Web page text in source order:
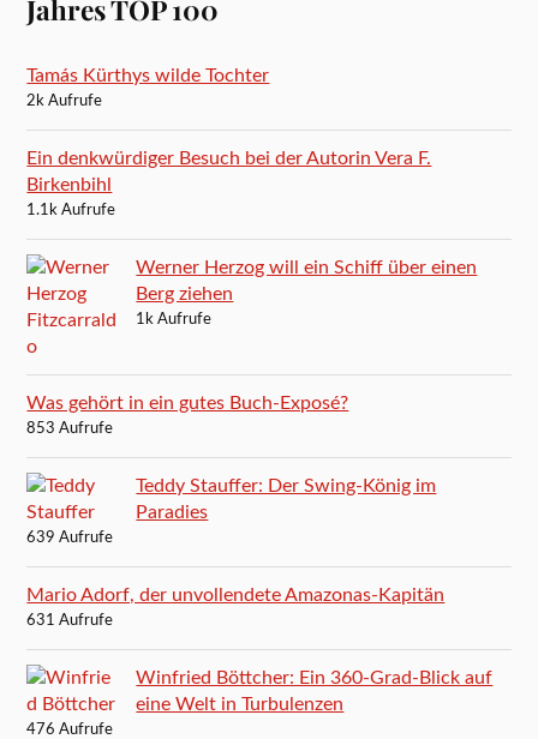
Jahres TOP 100
Tamás Kürthys wilde Tochter
2k Aufrufe
Ein denkwürdiger Besuch bei der Autorin Vera F.
Birkenbihl
1.1k Aufrufe
Werner Herzog will ein Schiff über einen
Berg ziehen
1k Aufrufe
Was gehört in ein gutes Buch-Exposé?
853 Aufrufe
Teddy Stauffer: Der Swing-König im
Paradies
639 Aufrufe
Mario Adorf, der unvollendete Amazonas-Kapitän
631 Aufrufe
Winfried Böttcher: Ein 360-Grad-Blick auf
eine Welt in Turbulenzen
476 Aufrufe